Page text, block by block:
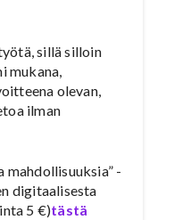
sillä silloin
mukana,
olevan,
ilman
mahdollisuuksia” -
digitaalisesta
5 €)tästä